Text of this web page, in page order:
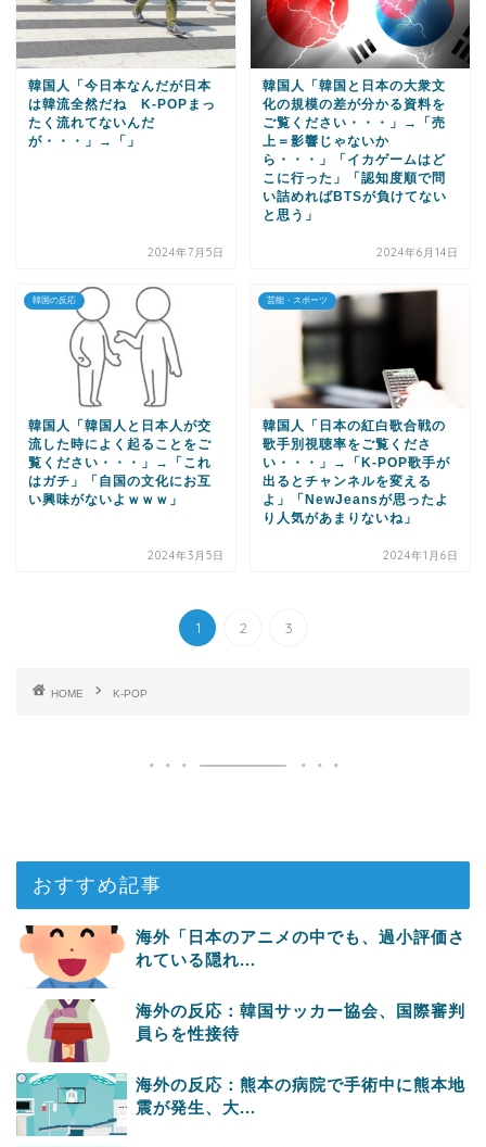
韓国人「今日本なんだが日本
は韓流全然だね K-POPまっ
たく流れてないんだ
が・・・」→「」
2024年7月5日
韓国人「韓国と日本の大衆文
化の規模の差が分かる資料を
ご覧ください・・・」→「売
上＝影響じゃないか
ら・・・」「イカゲームはど
こに行った」「認知度順で問
い詰めればBTSが負けてない
と思う」
2024年6月14日
韓国の反応
韓国人「韓国人と日本人が交
流した時によく起ることをご
覧ください・・・」→「これ
はガチ」「自国の文化にお互
い興味がないよｗｗｗ」
2024年3月5日
芸能・スポーツ
韓国人「日本の紅白歌合戦の
歌手別視聴率をご覧くださ
い・・・」→「K-POP歌手が
出るとチャンネルを変える
よ」「NewJeansが思ったよ
り人気があまりないね」
2024年1月6日
1 2 3
HOME K-POP
おすすめ記事
海外「日本のアニメの中でも、過小評価さ
れている隠れ...
海外の反応：韓国サッカー協会、国際審判
員らを性接待
海外の反応：熊本の病院で手術中に熊本地
震が発生、大...